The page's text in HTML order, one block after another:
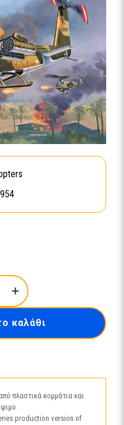
καλάθι
πλαστικά κομμάτια και
.
production version of